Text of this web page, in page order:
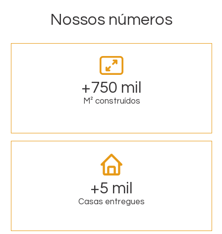
Nossos números
+750 mil
M² construídos
+5 mil
Casas entregues